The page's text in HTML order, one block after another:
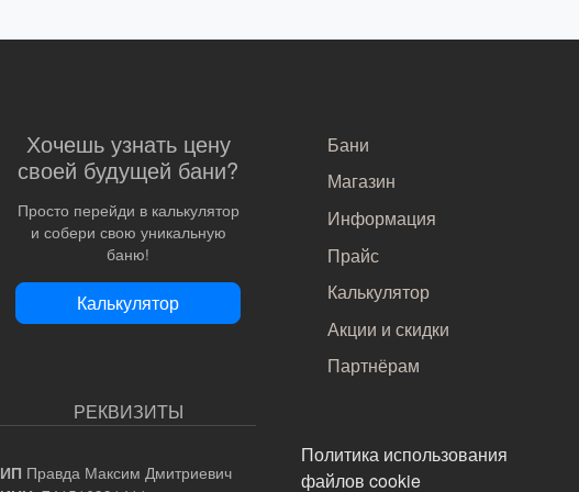
Хочешь узнать цену
своей будущей бани?
Просто перейди в калькулятор
и собери свою уникальную
баню!
Калькулятор
РЕКВИЗИТЫ
ИП Правда Максим Дмитриевич
САМОЕ ВАЖНОЕ
Бани
Магазин
Информация
Прайс
Калькулятор
Акции и скидки
Партнёрам
ПОДВАЛ
Политика использования
файлов cookie